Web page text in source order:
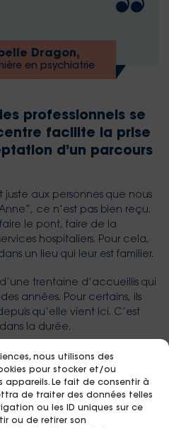
nous utilisons des
pour stocker et/ou
appareils. Le fait de consentir à
de traiter des données telles
ou les ID uniques sur ce
ou de retirer son
Dragon,
en psychiatrie
professionnels se
facilite la prise
d’un parcours
juste aux personnes que nous
ce n’est pas bien reçu.
le pont, faire de la
hospitaliers. Pour cela,
un lieu qui leur est familier.
trentaine d’accueillis qui
années. Pour certains, ils
qu’elle vient ici. C’est
la durée.
Isabelle, ils peuvent aussi
différent quand c’est
un professionnel”. Cela peut